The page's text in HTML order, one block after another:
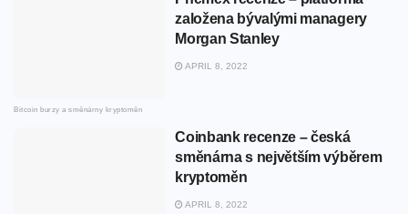
Bitcoin burzy a směnárny kryptoměn
založena bývalými managery
Morgan Stanley
APRIL 8, 2022
Coinbank recenze – česká
směnárna s největším výběrem
kryptoměn
APRIL 8, 2022